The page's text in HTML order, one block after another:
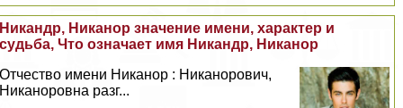
Никандр, Никанор значение имени, хаpaктер и
судьба, Что означает имя Никандр, Никанор
Отчество имени Никанор : Никанорович,
Никаноровна разг...